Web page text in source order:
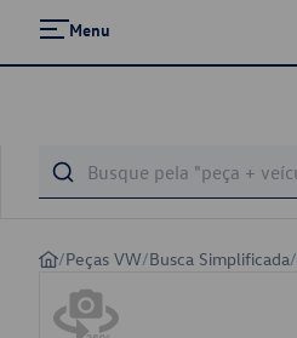
Menu
/Peças VW/Busca Simplificada/